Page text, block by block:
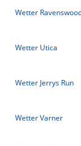
Wetter
Wetter Utica
Wetter Jerrys Run
Wetter Varner